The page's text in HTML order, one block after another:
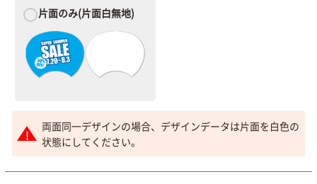
片面のみ(片面白無地)
両面同一デザインの場合、デザインデータは片面を白色の
状態にしてください。